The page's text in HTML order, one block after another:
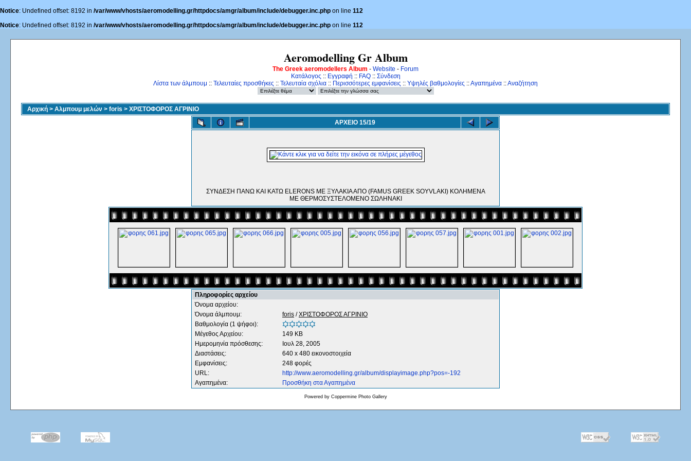
Notice: Undefined offset: 8192 in /var/www/vhosts/aeromodelling.gr/httpdocs/amgr/album/include/debugger.inc.php on line 112
Notice: Undefined offset: 8192 in /var/www/vhosts/aeromodelling.gr/httpdocs/amgr/album/include/debugger.inc.php on line 112
Aeromodelling Gr Album
The Greek aeromodellers Album - Website - Forum
Κατάλογος :: Εγγραφή :: FAQ:: Σύνδεση
Λίστα των άλμπουμ :: Τελευταίες προσθήκες :: Τελευταία σχόλια :: Περισσότερες εμφανίσεις :: Υψηλές βαθμολογίες ::Αγαπημένα ::Αναζήτηση
Αρχική > Αλμπουμ μελών > foris > ΧΡΙΣΤΟΦΟΡΟΣ ΑΓΡΙΝΙΟ
ΑΡΧΕΙΟ 15/19
ΣΥΝΔΕΣH ΠΑΝΩ ΚΑΙ ΚΑΤΩ ELERONS ME ΞΥΛΑΚΙΑ ΑΠΟ (FAMUS GREEK SOYVLAKI) ΚΟΛΗΜΕΝΑ
ΜΕ ΘΕΡΜΟΣΥΣΤΕΛΟΜΕΝΟ ΣΩΛΗΝΑΚΙ
Πληροφορίες αρχείου
Όνομα αρχείου:
Όνομα άλμπουμ:
foris /ΧΡΙΣΤΟΦΟΡΟΣ ΑΓΡΙΝΙΟ
Βαθμολογία (1 ψήφοι):
Μέγεθος Αρχείου:
149 KB
Ημερομηνία πρόσθεσης:
Ιουλ 28, 2005
Διαστάσεις:
640 x 480 εικονοστοιχεία
Εμφανίσεις:
248 φορές
URL:
http://www.aeromodelling.gr/album/displayimage.php?pos=-192
Αγαπημένα:
Προσθήκη στα Αγαπημένα
Powered by Coppermine Photo Gallery